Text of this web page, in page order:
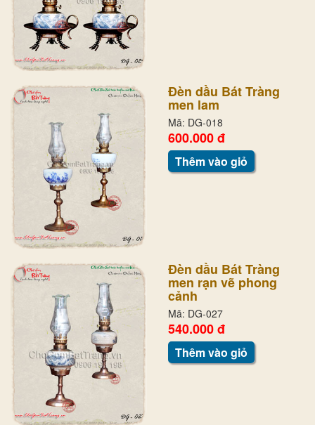
Đèn dầu Bát Tràng
men lam
Mã: DG-018
600.000 đ
Thêm vào giỏ
Đèn dầu Bát Tràng
men rạn vẽ phong
cảnh
Mã: DG-027
540.000 đ
Thêm vào giỏ